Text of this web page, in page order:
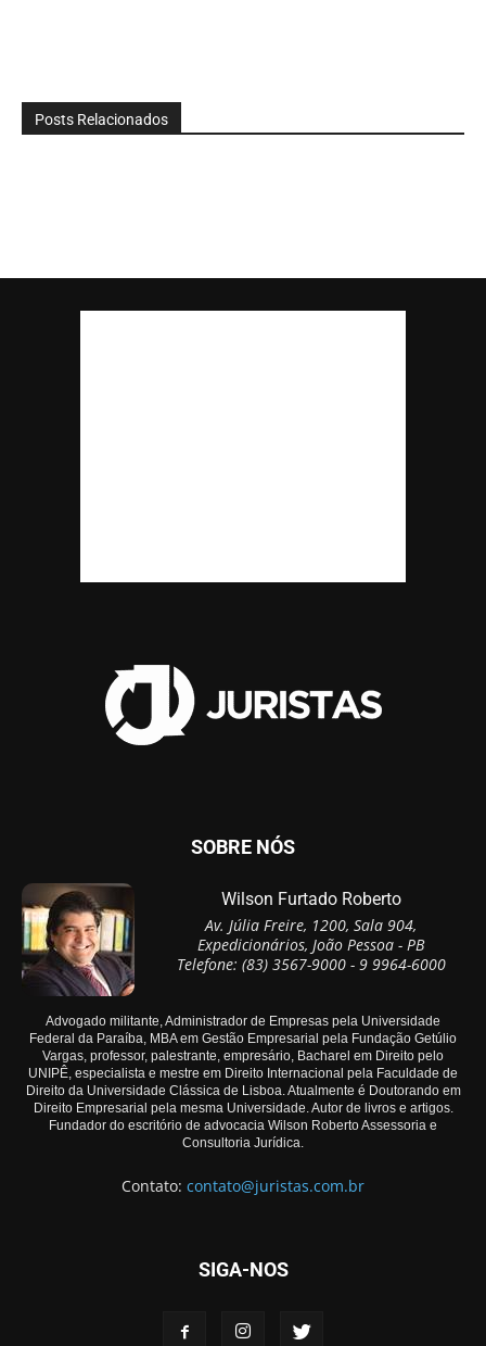
Posts Relacionados
SOBRE NÓS
Wilson Furtado Roberto
Av. Júlia Freire, 1200, Sala 904,
Expedicionários, João Pessoa - PB
Telefone: (83) 3567-9000 - 9 9964-6000
Advogado militante, Administrador de Empresas pela Universidade
Federal da Paraíba, MBA em Gestão Empresarial pela Fundação Getúlio
Vargas, professor, palestrante, empresário, Bacharel em Direito pelo
UNIPÊ, especialista e mestre em Direito Internacional pela Faculdade de
Direito da Universidade Clássica de Lisboa. Atualmente é Doutorando em
Direito Empresarial pela mesma Universidade. Autor de livros e artigos.
Fundador do escritório de advocacia Wilson Roberto Assessoria e
Consultoria Jurídica.
Contato: contato@juristas.com.br
SIGA-NOS